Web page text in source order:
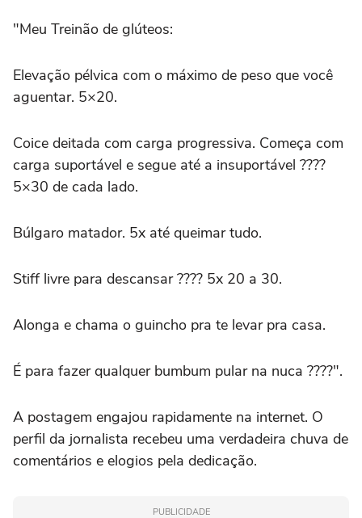
"Meu Treinão de glúteos:
Elevação pélvica com o máximo de peso que você
aguentar. 5×20.
Coice deitada com carga progressiva. Começa com
carga suportável e segue até a insuportável ????
5×30 de cada lado.
Búlgaro matador. 5x até queimar tudo.
Stiff livre para descansar ???? 5x 20 a 30.
Alonga e chama o guincho pra te levar pra casa.
É para fazer qualquer bumbum pular na nuca ????".
A postagem engajou rapidamente na internet. O
perfil da jornalista recebeu uma verdadeira chuva de
comentários e elogios pela dedicação.
PUBLICIDADE